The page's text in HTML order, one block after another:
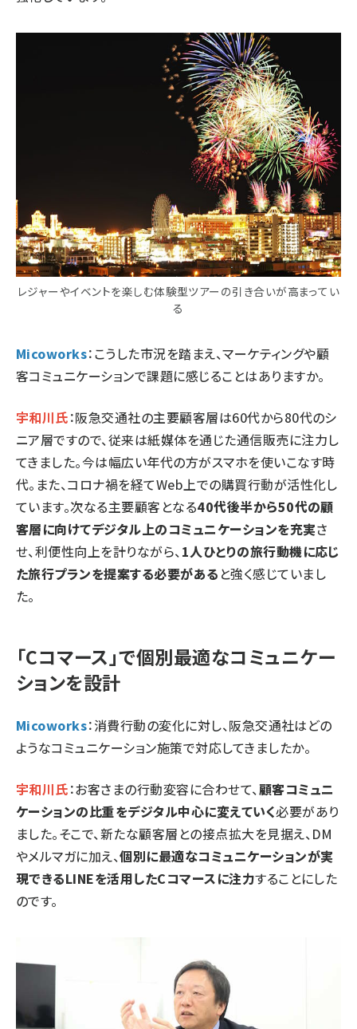
レジャーやイベントを楽しむ体験型ツアーの引き合いが高まってい
る
Micoworks：こうした市況を踏まえ、マーケティングや顧
客コミュニケーションで課題に感じることはありますか。
宇和川氏：阪急交通社の主要顧客層は60代から80代のシ
ニア層ですので、従来は紙媒体を通じた通信販売に注力し
てきました。今は幅広い年代の方がスマホを使いこなす時
代。また、コロナ禍を経てWeb上での購買行動が活性化し
ています。次なる主要顧客となる40代後半から50代の顧
客層に向けてデジタル上のコミュニケーションを充実さ
せ、利便性向上を計りながら、 1人ひとりの旅行動機に応じ
た旅行プランを提案する必要がある と強く感じていまし
た。
「Cコマース」で個別最適なコミュニケー
ションを設計
Micoworks：消費行動の変化に対し、阪急交通社はどの
ようなコミュニケーション施策で対応してきましたか。
宇和川氏：お客さまの行動変容に合わせて、顧客コミュニ
ケーションの比重をデジタル中心に変えていく必要があり
ました。そこで、新たな顧客層との接点拡大を見据え、DM
やメルマガに加え、個別に最適なコミュニケーションが実
現できるLINEを活用したCコマースに注力することにした
のです。